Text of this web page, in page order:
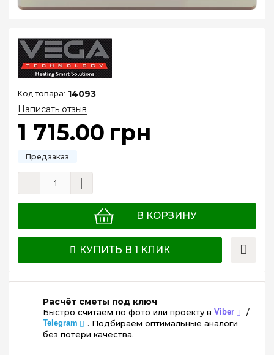
14093
Написать отзыв
1 715.00 грн
В КОРЗИНУ
КУПИТЬ В 1 КЛИК
Расчёт сметы под ключ
Быстро считаем по фото или проекту в Viber /
Telegram
. Подбираем оптимальные аналоги
без потери качества.